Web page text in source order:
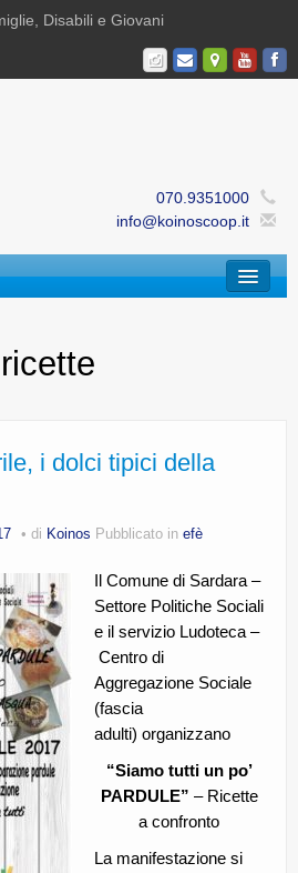
Disabili e Giovani
070.9351000
info@koinoscoop.it
| Efè
e Formazione |
| PLUS Sanluri –
ricette
i dolci tipici della
di Koinos Pubblicato in efè
Il Comune di Sardara –
Settore Politiche Sociali
e il servizio Ludoteca –
Centro di
Aggregazione Sociale
(fascia
adulti) organizzano
“Siamo tutti un po’
PARDULE” – Ricette
a confronto
La manifestazione si